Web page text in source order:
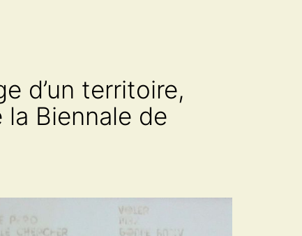
d’un territoire,
Biennale de